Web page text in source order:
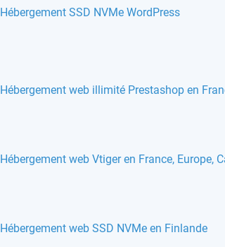
Hébergement SSD NVMe WordPress
Hébergement web illimité Prestashop en
Hébergement web Vtiger en France, Europe,
Hébergement web SSD NVMe en Finlande